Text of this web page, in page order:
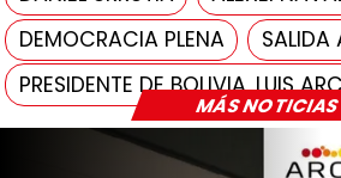
MÁS NOTICIAS
DEMOCRACIA PLENA
SALIDA
PRESIDENTE DE BOLIVIA, LUIS